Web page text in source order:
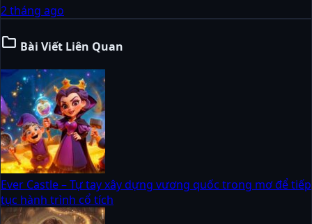
2 tháng ago
folder Bài Viết Liên Quan
Ever Castle – Tự tay xây dựng vương quốc trong mơ để tiếp
tục hành trình cổ tích